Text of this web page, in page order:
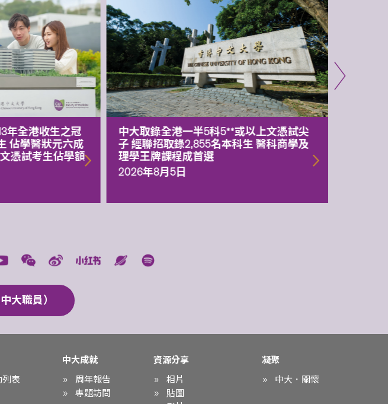
年全港收生之冠
佔學醫狀元六成
憑試考生佔學額
中大取錄全港一半5科5**或以上文憑試尖
子 經聯招取錄2,855名本科生 醫科商學及
理學王牌課程成首選
2026年8月5日
大職員）
列表
中大成就
周年報告
專題訪問
資源分享
相片
貼圖
凝聚
中大．關懷